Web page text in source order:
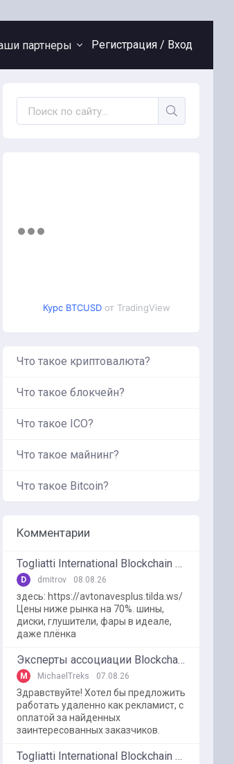
партнеры Регистрация / Вход
Курс BTCUSD от TradingView
Что такое криптовалюта?
Что такое блокчейн?
Что такое ICO?
Что такое майнинг?
Что такое Bitcoin?
Комментарии
Togliatti International Blockchain Forum
D dmitrov 08.08.26
здесь: https://avtonavesplus.tilda.ws/
Цены ниже рынка на 70%. шины,
диски, глушители, фары в идеале,
даже плёнка
Эксперты ассоциации BlockchainKZ были приглашенный в г. Туркестан на межрегиональный форум "Финансовая безопастность в эпоху цифровизации и ИИ"
M MichaelTreks 07.08.26
Здравствуйте! Хотел бы предложить
работать удаленно как рекламист, с
оплатой за найденных
заинтересованных заказчиков.
Togliatti International Blockchain Forum